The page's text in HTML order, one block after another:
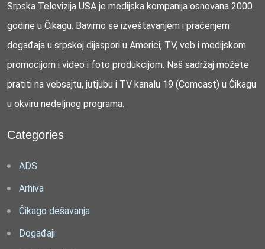
Srpska Televizija USA je medijska kompanija osnovana 2000
godine u Čikagu. Bavimo se izveštavanjem i praćenjem
događaja u srpskoj dijaspori u Americi, TV, veb i medijskom
promocijom i video i foto produkcijom. Naš sadržaj možete
pratiti na vebsajtu, jutjubu i TV kanalu 19 (Comcast) u Čikagu
u okviru nedeljnog programa.
Categories
ADS
Arhiva
Čikago dešavanja
Događaji